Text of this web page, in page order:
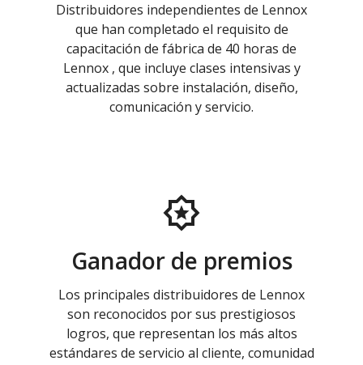
Distribuidores independientes de Lennox
que han completado el requisito de
capacitación de fábrica de 40 horas de
Lennox , que incluye clases intensivas y
actualizadas sobre instalación, diseño,
comunicación y servicio.
Ganador de premios
Los principales distribuidores de Lennox
son reconocidos por sus prestigiosos
logros, que representan los más altos
estándares de servicio al cliente, comunidad